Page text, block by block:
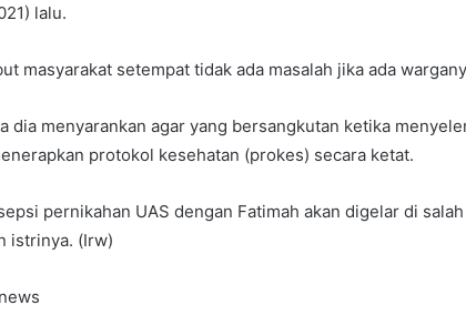
lalu.
masyarakat setempat tidak ada masalah jika ada
dia menyarankan agar yang bersangkutan ketika
protokol kesehatan (prokes) secara ketat.
pernikahan UAS dengan Fatimah akan digelar di
istrinya. (Irw)